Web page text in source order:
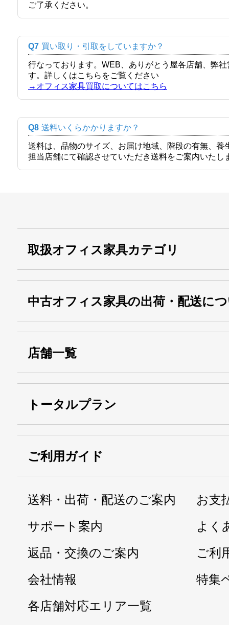
ご了承ください。
Q7 買い取り・引取をしていますか？
行なっております。WEB、ありがとう屋各店舗、弊
す。詳しくはこちらをご覧ください
→オフィス家具買取についてはこちら
Q8 送料いくらかかりますか？
送料は、品物のサイズ、お届け地域、階段の有無、
担当店舗にて確認させていただき送料をご案内いたし
取扱オフィス家具カテゴリ
中古オフィス家具の出荷・配送に
店舗一覧
トータルプラン
ご利用ガイド
送料・出荷・配送のご案内
お支
サポート案内
よく
返品・交換のご案内
ご利
会社情報
特集
各店舗対応エリア一覧